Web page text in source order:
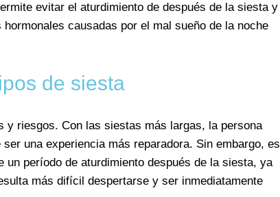
evitar el aturdimiento de después de la siesta y
causadas por el mal sueño de la noche
de siesta
y riesgos. Con las siestas más largas, la persona
una experiencia más reparadora. Sin embargo, es
un período de aturdimiento después de la siesta, ya
más difícil despertarse y ser inmediatamente